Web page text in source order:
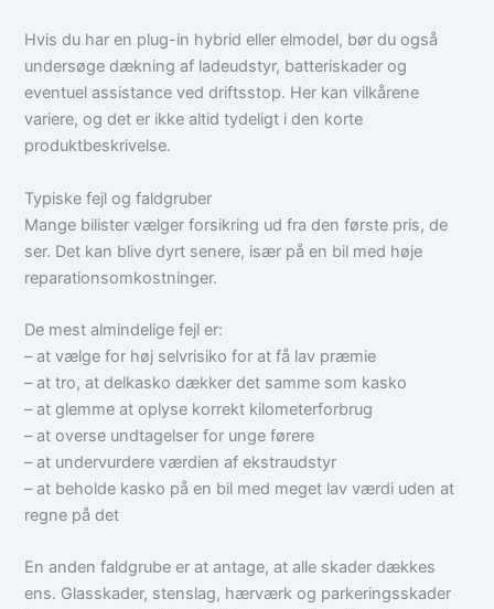
Hvis du har en plug-in hybrid eller elmodel, bør du også
undersøge dækning af ladeudstyr, batteriskader og
eventuel assistance ved driftsstop. Her kan vilkårene
variere, og det er ikke altid tydeligt i den korte
produktbeskrivelse.
Typiske fejl og faldgruber
Mange bilister vælger forsikring ud fra den første pris, de
ser. Det kan blive dyrt senere, især på en bil med høje
reparationsomkostninger.
De mest almindelige fejl er:
– at vælge for høj selvrisiko for at få lav præmie
– at tro, at delkasko dækker det samme som kasko
– at glemme at oplyse korrekt kilometerforbrug
– at overse undtagelser for unge førere
– at undervurdere værdien af ekstraudstyr
– at beholde kasko på en bil med meget lav værdi uden at
regne på det
En anden faldgrube er at antage, at alle skader dækkes
ens. Glasskader, stenslag, hærværk og parkeringsskader